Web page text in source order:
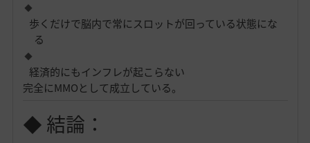
歩くだけで脳内で常にスロットが回っている状態にな
る
経済的にもインフレが起こらない
完全にMMOとして成立している。
◆ 結論：